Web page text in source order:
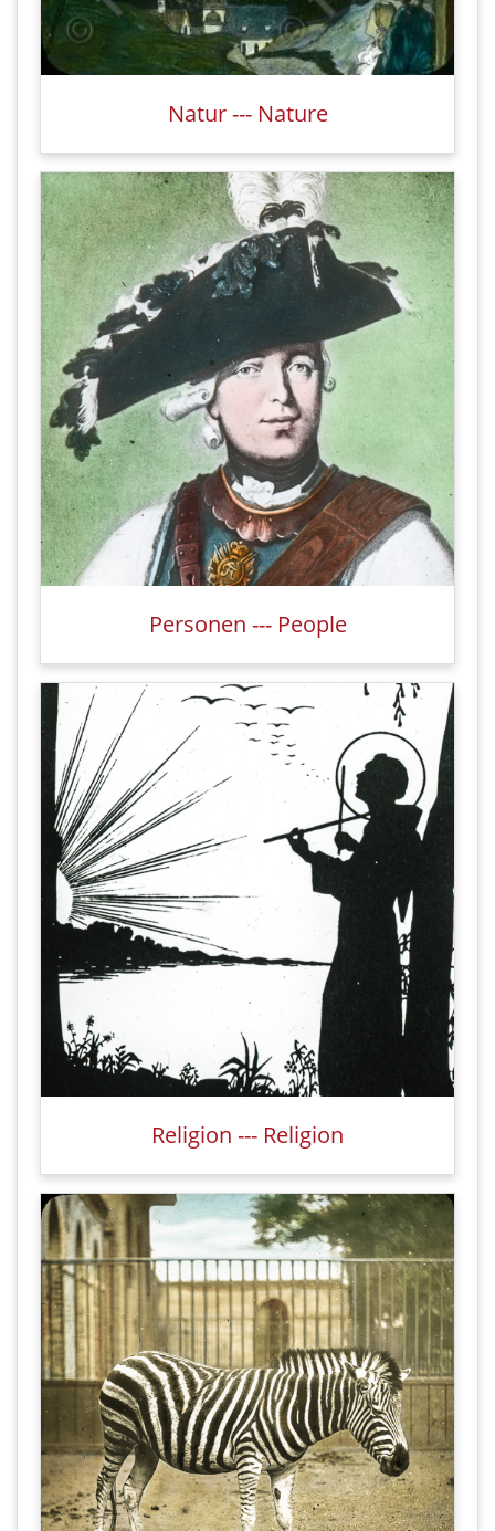
Natur --- Nature
Personen --- People
Religion --- Religion